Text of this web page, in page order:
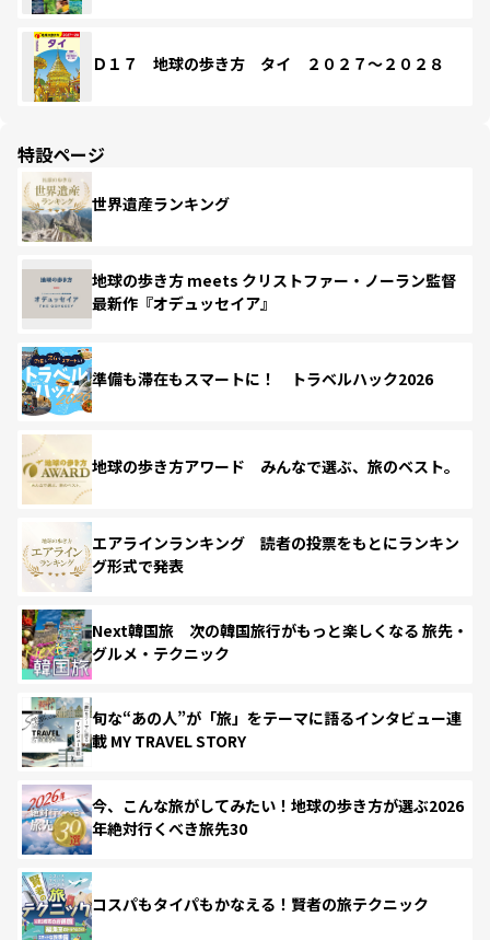
Ｄ１７ 地球の歩き方 タイ ２０２７～２０２８
特設ページ
世界遺産ランキング
地球の歩き方 meets クリストファー・ノーラン監督
最新作『オデュッセイア』
準備も滞在もスマートに！ トラベルハック2026
地球の歩き方アワード みんなで選ぶ、旅のベスト。
エアラインランキング 読者の投票をもとにランキン
グ形式で発表
Next韓国旅 次の韓国旅行がもっと楽しくなる 旅先・
グルメ・テクニック
旬な“あの人”が「旅」をテーマに語るインタビュー連
載 MY TRAVEL STORY
今、こんな旅がしてみたい！地球の歩き方が選ぶ2026
年絶対行くべき旅先30
コスパもタイパもかなえる！賢者の旅テクニック